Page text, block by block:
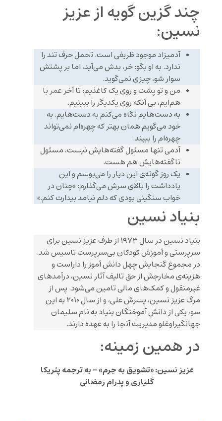
چند گزین گویه از عزیز
نسین:
آدمیزاد موجود ظریفی است. تحمل حرف تند را
ندارد. به او بگو: خر، بدش می‌آید، اما بر پشتش
سوار شو، چیزی نمی‌گوید.
من و تو پشت و روی یک کاغذیم: تا آخر عمر با
هم‌ایم، بی آنکه روی یکدیگر را ببینیم.
به دست‌هایم نگاه می‌کنم به دست‌هایم. به
خود می‌گویم همان بهتر که چهره‌ام نمی‌تواند
چهره‌ام را ببیند.
آدمی تنها مسئول گفته‌هایش نیست، مسئول
ناگفته‌هایش هم هست.
یک روز گونه‌ی این دیار را می‌بوسم و این
یادداشت را بالای سرش می‌گذارم: «چنان در
خواب سنگینی بودی که دلم نیامد بیدارت کنم.»
بنیاد نسین
بنیاد نسین در سال ۱۹۷۳ از طرف عزیز نسین برای
سرپرستی و آموزش کودکان بی‌سرپرست تاسیس شد.
در مجموع گنجایش چهل دانش آموز را داراست و
هزینه‌ی مخارجش از حق تالیف آثار نسین، درآمدهای
غیرمنقول و کمک‌های مالی تامین می‌شود. پس از
مرگ عزیز نسین، پسرش علی، و از سال ۲۰۱۰ به این
سو، یکی از دانش آموختگان بنیاد به نام سلیمان
جهانگیراوغلو مدیریت آنجا را به عهده دارند.
در همین زمینه:
عزیز نسین: «تشویق به جرم» – به ترجمه پئریکا
گلیاری و پدرام رمضانی